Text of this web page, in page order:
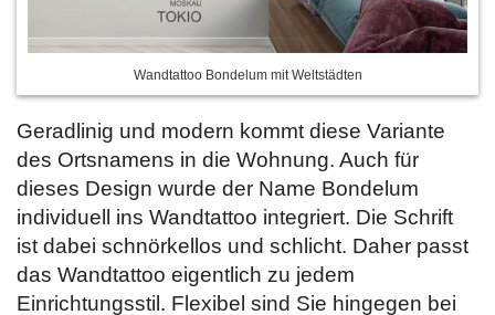
Wandtattoo Bondelum mit Weltstädten
Geradlinig und modern kommt diese Variante
des Ortsnamens in die Wohnung. Auch für
dieses Design wurde der Name Bondelum
individuell ins Wandtattoo integriert. Die Schrift
ist dabei schnörkellos und schlicht. Daher passt
das Wandtattoo eigentlich zu jedem
Einrichtungsstil. Flexibel sind Sie hingegen bei